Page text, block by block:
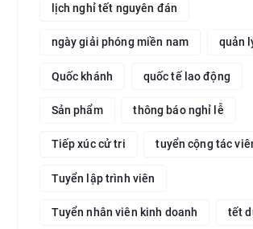
lịch nghỉ tết nguyên đán
ngày giải phóng miền nam quản
Quốc khánh quốc tế lao động
Sản phẩm thông báo nghỉ lễ
Tiếp xúc cử tri tuyển cộng tác
Tuyển lập trình viên
Tuyển nhân viên kinh doanh tết